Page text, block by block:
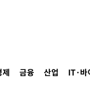
제 금융 산업 IT·바
사체 발사"
야도 계속[내일날씨]
의 대한국 무역적자 있어"